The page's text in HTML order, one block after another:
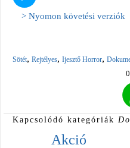
> Nyomon követési verziók
Sötét, Rejtélyes, Ijesztő Horror,
Kapcsolódó kategóriák
Akció